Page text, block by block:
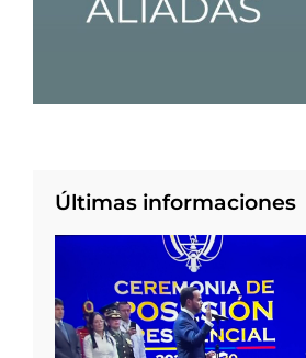
Últimas informaciones